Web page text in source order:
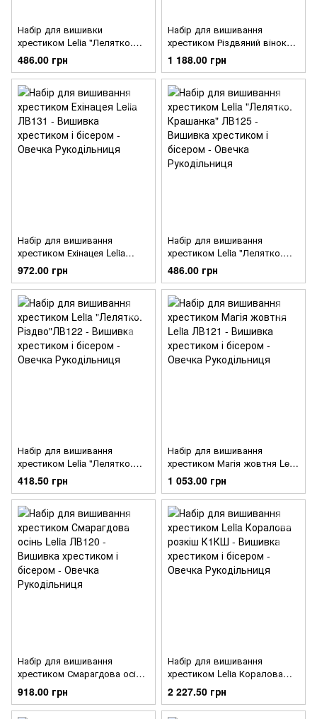
Набір для вишивки
хрестиком Lelia "Лелятко.
Таємниця" ЛВ123
486.00 грн
Набір для вишивання
хрестиком Різдвяний вінок
Lelia ЛВ135
1 188.00 грн
Набір для вишивання
хрестиком Ехінацея Lelia
ЛВ131
972.00 грн
Набір для вишивання
хрестиком Lelia "Лелятко.
Крашанка" ЛВ125
486.00 грн
Набір для вишивання
хрестиком Lelia "Лелятко.
Різдво"ЛВ122
418.50 грн
Набір для вишивання
хрестиком Магія жовтня Lelia
ЛВ121
1 053.00 грн
Набір для вишивання
хрестиком Смарагдова осінь
Lelia ЛВ120
918.00 грн
Набір для вишивання
хрестиком Lelia Коралова
розкіш К1КШ
2 227.50 грн